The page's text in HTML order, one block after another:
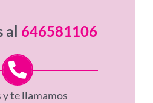
al 646581106
te llamamos